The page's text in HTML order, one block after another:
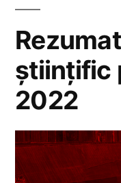
științific
2022